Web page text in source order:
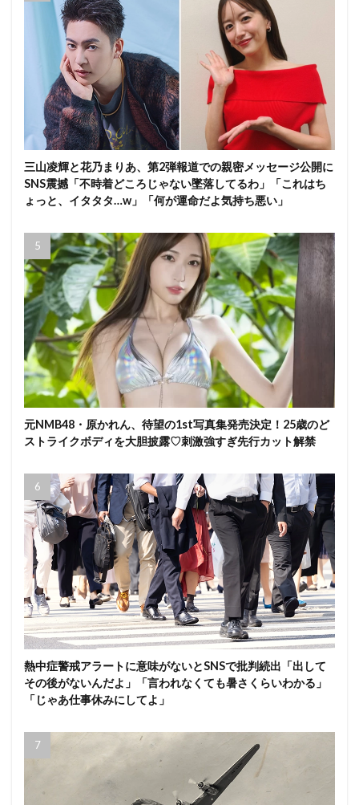
三山凌輝と花乃まりあ、第2弾報道での親密メッセージ公開に
SNS震撼「不時着どころじゃない墜落してるわ」「これはち
ょっと、イタタタ…w」「何が運命だよ気持ち悪い」
元NMB48・原かれん、待望の1st写真集発売決定！25歳のど
ストライクボディを大胆披露♡刺激強すぎ先行カット解禁
熱中症警戒アラートに意味がないとSNSで批判続出「出して
その後がないんだよ」「言われなくても暑さくらいわかる」
「じゃあ仕事休みにしてよ」